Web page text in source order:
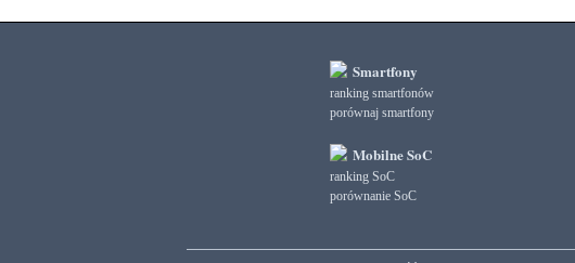
Smartfony
ranking smartfonów
porównaj smartfony
Mobilne SoC
ranking SoC
porównanie SoC